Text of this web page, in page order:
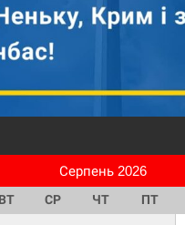
Серпень 2026
ВТ СР ЧТ ПТ